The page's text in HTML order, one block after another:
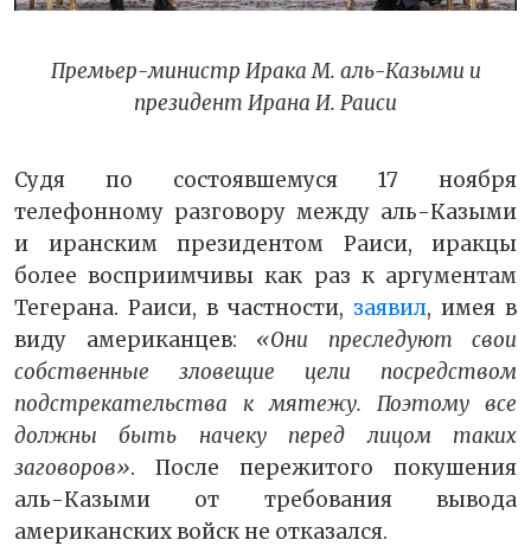
Премьер-министр Ирака М. аль-Казыми и
президент Ирана И. Раиси
Судя по состоявшемуся 17 ноября
телефонному разговору между аль-Казыми
и иранским президентом Раиси, иракцы
более восприимчивы как раз к аргументам
Тегерана. Раиси, в частности, заявил, имея в
виду американцев: «Они преследуют свои
собственные зловещие цели посредством
подстрекательства к мятежу. Поэтому все
должны быть начеку перед лицом таких
заговоров». После пережитого покушения
аль-Казыми от требования вывода
американских войск не отказался.